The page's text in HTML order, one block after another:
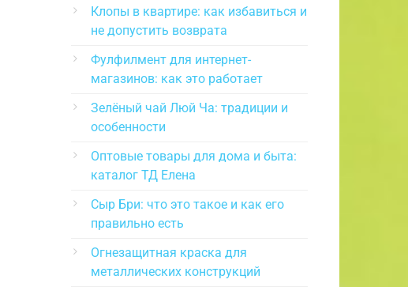
Клопы в квартире: как избавиться и
не допустить возврата
Фулфилмент для интернет-
магазинов: как это работает
Зелёный чай Люй Ча: традиции и
особенности
Оптовые товары для дома и быта:
каталог ТД Елена
Сыр Бри: что это такое и как его
правильно есть
Огнезащитная краска для
металлических конструкций